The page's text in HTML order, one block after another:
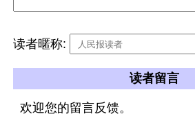
读者暱称:
读者留言
欢迎您的留言反馈。